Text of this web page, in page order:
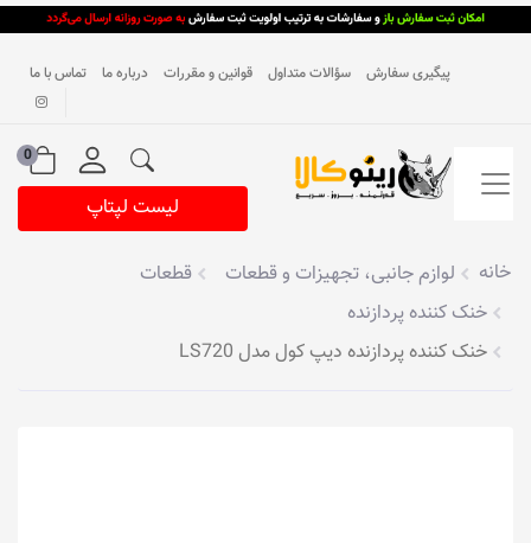
پیگیری سفارش سؤالات متداول قوانین و مقررات درباره ما تماس با ما
0
لیست لپتاپ
خانه لوازم جانبی، تجهیزات و قطعات
قطعات
خنک کننده پردازنده
خنک کننده پردازنده دیپ کول مدل LS720